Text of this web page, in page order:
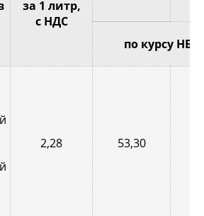
за 1 литр,
с НДС
по курсу
2,28 53,30